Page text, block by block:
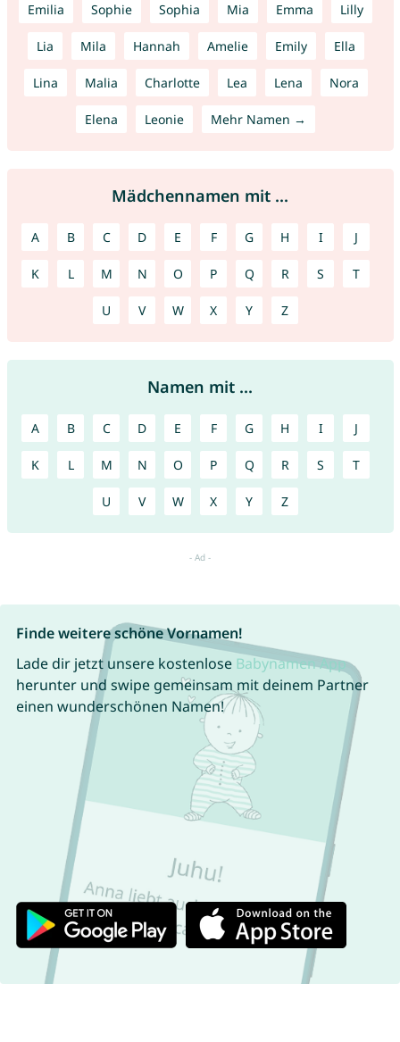
Emilia Sophie Sophia Mia Emma Lilly
Lia Mila Hannah Amelie Emily Ella
Lina Malia Charlotte Lea Lena Nora
Elena Leonie Mehr Namen →
Mädchennamen mit ...
A B C D E F G H I J
K L M N O P Q R S T
U V W X Y Z
Namen mit ...
A B C D E F G H I J
K L M N O P Q R S T
U V W X Y Z
Finde weitere schöne Vornamen!
Lade dir jetzt unsere kostenlose Babynamen App
herunter und swipe gemeinsam mit deinem Partner
einen wunderschönen Namen!